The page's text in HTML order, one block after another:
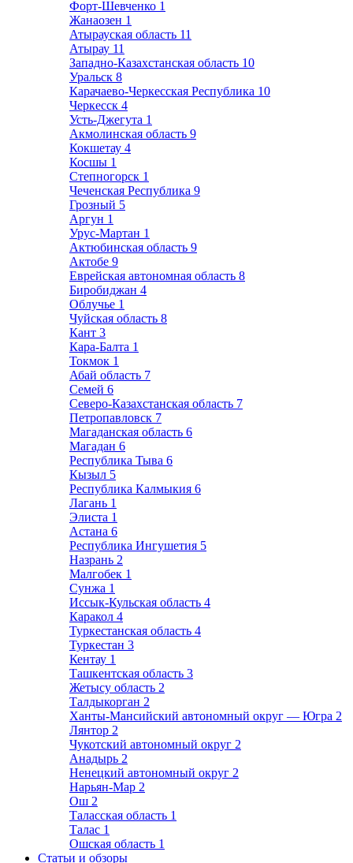
Форт-Шевченко 1
Жанаозен 1
Атырауская область 11
Атырау 11
Западно-Казахстанская область 10
Уральск 8
Карачаево-Черкесская Республика 10
Черкесск 4
Усть-Джегута 1
Акмолинская область 9
Кокшетау 4
Косшы 1
Степногорск 1
Чеченская Республика 9
Грозный 5
Аргун 1
Урус-Мартан 1
Актюбинская область 9
Актобе 9
Еврейская автономная область 8
Биробиджан 4
Облучье 1
Чуйская область 8
Кант 3
Кара-Балта 1
Токмок 1
Абай область 7
Семей 6
Северо-Казахстанская область 7
Петропавловск 7
Магаданская область 6
Магадан 6
Республика Тыва 6
Кызыл 5
Республика Калмыкия 6
Лагань 1
Элиста 1
Астана 6
Республика Ингушетия 5
Назрань 2
Малгобек 1
Сунжа 1
Иссык-Кульская область 4
Каракол 4
Туркестанская область 4
Туркестан 3
Кентау 1
Ташкентская область 3
Жетысу область 2
Талдыкорган 2
Ханты-Мансийский автономный округ — Югра 2
Лянтор 2
Чукотский автономный округ 2
Анадырь 2
Ненецкий автономный округ 2
Нарьян-Мар 2
Ош 2
Таласская область 1
Талас 1
Ошская область 1
Статьи и обзоры